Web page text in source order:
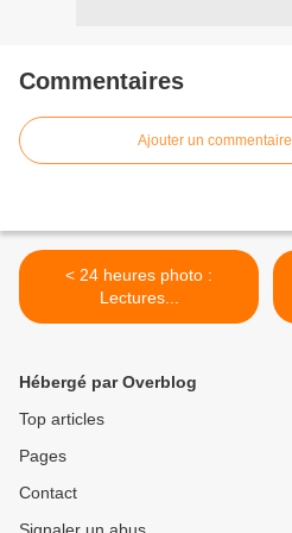
Commentaires
Ajouter un commentaire
< 24 heures photo :
Lectures...
Hébergé par Overblog
Top articles
Pages
Contact